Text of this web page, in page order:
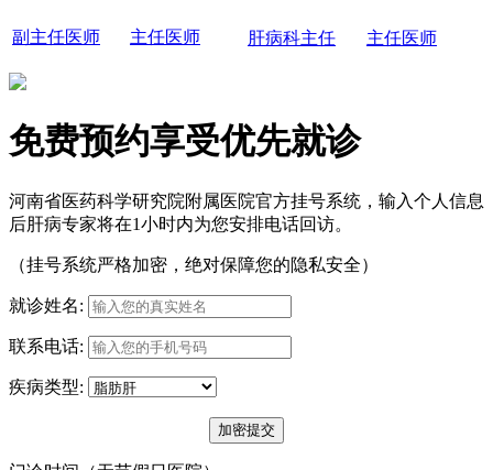
副主任医师 主任医师 肝病科主任 主任医师
免费预约享受优先就诊
河南省医药科学研究院附属医院官方挂号系统，输入个人信息
后肝病专家将在1小时内为您安排电话回访。
（挂号系统严格加密，绝对保障您的隐私安全）
就诊姓名:
联系电话:
疾病类型: